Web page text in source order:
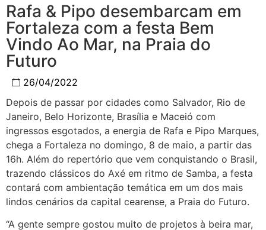
Rafa & Pipo desembarcam em
Fortaleza com a festa Bem
Vindo Ao Mar, na Praia do
Futuro
26/04/2022
Depois de passar por cidades como Salvador, Rio de
Janeiro, Belo Horizonte, Brasília e Maceió com
ingressos esgotados, a energia de Rafa e Pipo Marques,
chega a Fortaleza no domingo, 8 de maio, a partir das
16h. Além do repertório que vem conquistando o Brasil,
trazendo clássicos do Axé em ritmo de Samba, a festa
contará com ambientação temática em um dos mais
lindos cenários da capital cearense, a Praia do Futuro.
“A gente sempre gostou muito de projetos à beira mar,